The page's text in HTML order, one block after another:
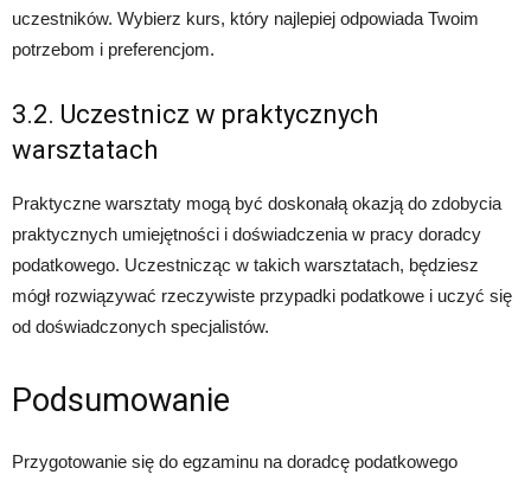
uczestników. Wybierz kurs, który najlepiej odpowiada Twoim
potrzebom i preferencjom.
3.2. Uczestnicz w praktycznych
warsztatach
Praktyczne warsztaty mogą być doskonałą okazją do zdobycia
praktycznych umiejętności i doświadczenia w pracy doradcy
podatkowego. Uczestnicząc w takich warsztatach, będziesz
mógł rozwiązywać rzeczywiste przypadki podatkowe i uczyć się
od doświadczonych specjalistów.
Podsumowanie
Przygotowanie się do egzaminu na doradcę podatkowego